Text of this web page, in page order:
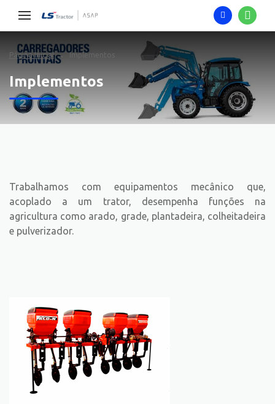
Página Inicial Implementos
Implementos
Trabalhamos com equipamentos mecânico que,
acoplado a um trator, desempenha funções na
agricultura como arado, grade, plantadeira, colheitadeira
e pulverizador.